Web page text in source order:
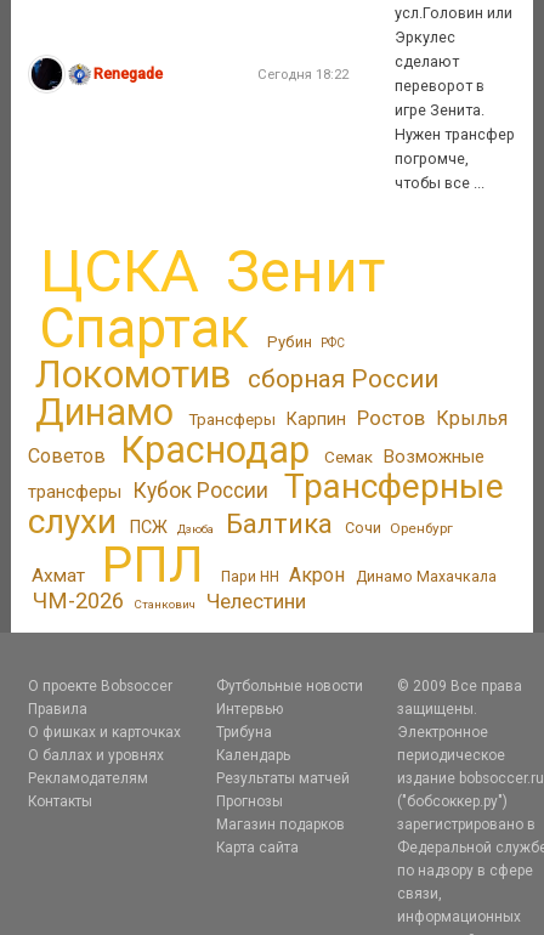
Renegade Сегодня 18:22
усл.Головин или
Эркулес
сделают
переворот в
игре Зенита.
Нужен трансфер
погромче,
чтобы все ...
ЦСКА Зенит
Спартак Рубин РФС
Локомотив сборная России
Динамо Трансферы Карпин Ростов Крылья
Советов
Краснодар Семак Возможные
трансферы
Кубок России
Трансферные
слухи
ПСЖ Дзюба Балтика Сочи Оренбург
Ахмат РПЛ Пари НН Акрон Динамо Махачкала
ЧМ-2026 Станкович Челестини
О проекте Bobsoccer
Правила
О фишках и карточках
О баллах и уровнях
Рекламодателям
Контакты
Футбольные новости
Интервью
Трибуна
Календарь
Результаты матчей
Прогнозы
Магазин подарков
Карта сайта
© 2009 Все права
защищены.
Электронное
периодическое
издание bobsoccer.ru
("бобсоккер.ру")
зарегистрировано в
Федеральной
по надзору в сфере
связи,
информационных